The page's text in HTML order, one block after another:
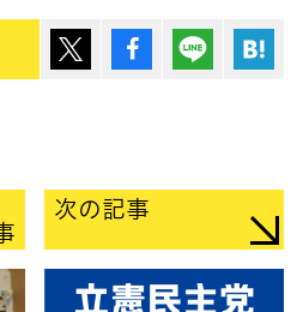
ポスト シェア Lineで送
次の記事